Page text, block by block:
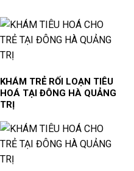
KHÁM TRẺ RỐI LOẠN TIÊU
HOÁ TẠI ĐÔNG HÀ QUẢNG
TRỊ